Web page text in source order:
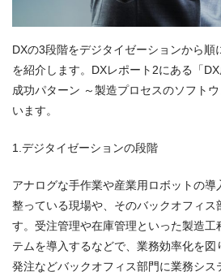
DXの3段階をデジタイゼーションから順
を紹介します。DXレポート2にある「
成功パターン ～製造プロセスのソフト
います。
1.デジタイゼーションの段階
アナログな手作業や産業用ロボットの導
整っている現場や、そのバックオフィス
す。受注管理や在庫管理といった製造工
テムを導入するなどで、業務効率化を図
発注などバックオフィス部門に業務シス